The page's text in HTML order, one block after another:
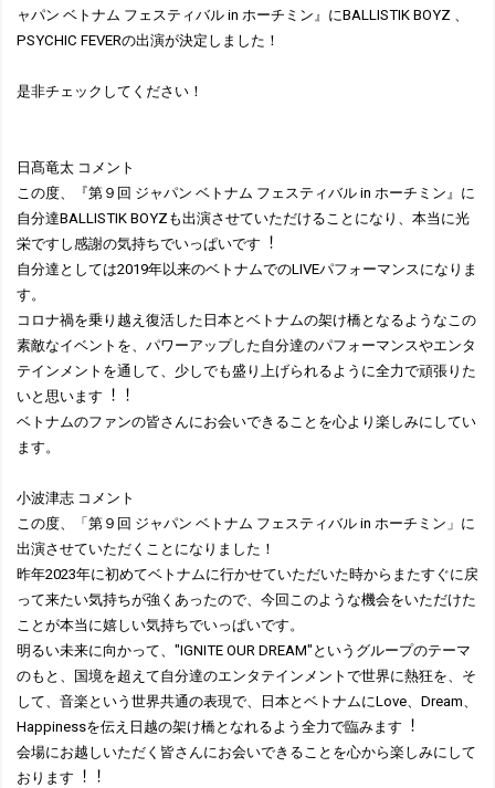
ャパン ベトナム フェスティバル in ホーチミン』にBALLISTIK BOYZ 、
PSYCHIC FEVERの出演が決定しました！
是非チェックしてください！
⽇髙⻯太 コメント
この度、『第９回 ジャパン ベトナム フェスティバル in ホーチミン』に
⾃分達BALLISTIK BOYZも出演させていただけることになり、本当に光
栄ですし感謝の気持ちでいっぱいです︕
⾃分達としては2019年以来のベトナムでのLIVEパフォーマンスになりま
す。
コロナ禍を乗り越え復活した⽇本とベトナムの架け橋となるようなこの
素敵なイベントを、パワーアップした⾃分達のパフォーマンスやエンタ
テインメントを通して、少しでも盛り上げられるように全⼒で頑張りた
いと思います︕︕
ベトナムのファンの皆さんにお会いできることを⼼より楽しみにしてい
ます。
⼩波津志 コメント
この度、「第９回 ジャパン ベトナム フェスティバル in ホーチミン」に
出演させていただくことになりました！
昨年2023年に初めてベトナムに⾏かせていただいた時からまたすぐに戻
って来たい気持ちが強くあったので、今回このような機会をいただけた
ことが本当に嬉しい気持ちでいっぱいです。
明るい未来に向かって、"IGNITE OUR DREAM"というグループのテーマ
のもと、国境を超えて⾃分達のエンタテインメントで世界に熱狂を、そ
して、⾳楽という世界共通の表現で、⽇本とベトナムにLove、Dream、
Happinessを伝え⽇越の架け橋となれるよう全⼒で臨みます︕
会場にお越しいただく皆さんにお会いできることを⼼から楽しみにして
おります︕︕